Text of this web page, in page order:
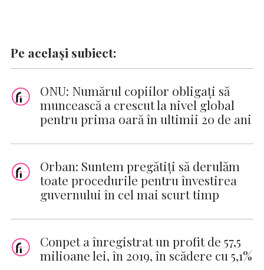
Pe același subiect:
ONU: Numărul copiilor obligaţi să
muncească a crescut la nivel global
pentru prima oară în ultimii 20 de ani
Orban: Suntem pregătiţi să derulăm
toate procedurile pentru învestirea
guvernului în cel mai scurt timp
Conpet a înregistrat un profit de 57,5
milioane lei, în 2019, în scădere cu 5,1%